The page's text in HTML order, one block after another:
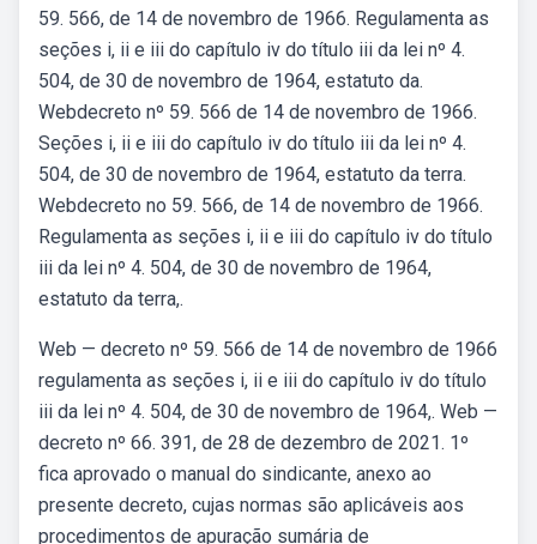
59. 566, de 14 de novembro de 1966. Regulamenta as
seções i, ii e iii do capítulo iv do título iii da lei nº 4.
504, de 30 de novembro de 1964, estatuto da.
Webdecreto nº 59. 566 de 14 de novembro de 1966.
Seções i, ii e iii do capítulo iv do título iii da lei nº 4.
504, de 30 de novembro de 1964, estatuto da terra.
Webdecreto no 59. 566, de 14 de novembro de 1966.
Regulamenta as seções i, ii e iii do capítulo iv do título
iii da lei nº 4. 504, de 30 de novembro de 1964,
estatuto da terra,.
Web — decreto nº 59. 566 de 14 de novembro de 1966
regulamenta as seções i, ii e iii do capítulo iv do título
iii da lei nº 4. 504, de 30 de novembro de 1964,. Web —
decreto nº 66. 391, de 28 de dezembro de 2021. 1º
fica aprovado o manual do sindicante, anexo ao
presente decreto, cujas normas são aplicáveis aos
procedimentos de apuração sumária de